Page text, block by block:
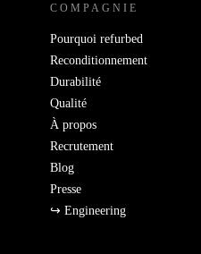
COMPAGNIE
Pourquoi refurbed
Reconditionnement
Durabilité
Qualité
À propos
Recrutement
Blog
Presse
↪ Engineering